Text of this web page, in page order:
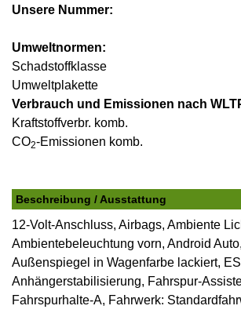
Unsere Nummer:
Umweltnormen:
Schadstoffklasse
Umweltplakette
Verbrauch und Emissionen nach
Kraftstoffverbr. komb.
CO2-Emissionen komb.
Beschreibung / Ausstattung
12-Volt-Anschluss, Airbags, Ambiente
Ambientebeleuchtung vorn, Android
Außenspiegel in Wagenfarbe lackiert,
Anhängerstabilisierung, Fahrspur-
Fahrspurhalte-A, Fahrwerk: